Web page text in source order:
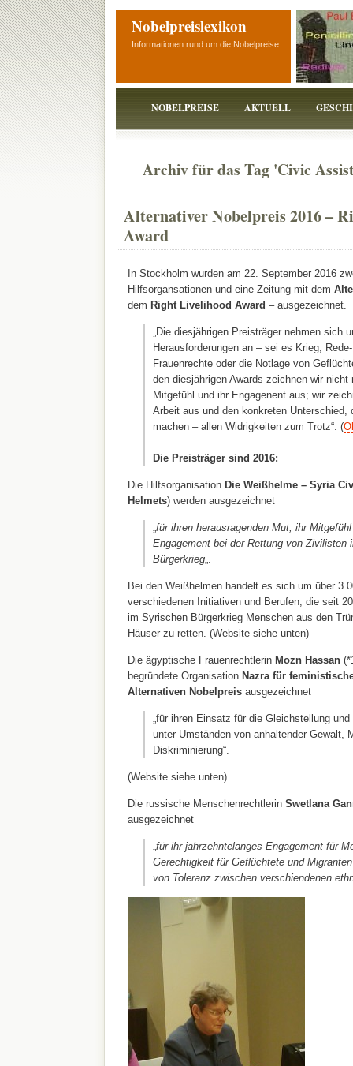
Nobelpreislexikon
Informationen rund um die Nobelpreise
NOBELPREISE AKTUELL
Archiv für das Tag 'Civic
Alternativer Nobelpreis 2016 –
Award
In Stockholm wurden am 22. September 2016
Hilfsorgansationen und eine Zeitung mit dem
dem Right Livelihood Award – ausgezeichnet.
„Die diesjährigen Preisträger nehmen sich
Herausforderungen an – sei es Krieg,
Frauenrechte oder die Notlage von
den diesjährigen Awards zeichnen wir nicht
Mitgefühl und ihr Engagenent aus; wir
Arbeit aus und den konkreten Unterschied,
machen – allen Widrigkeiten zum Trotz“. (
Die Preisträger sind 2016:
Die HilfsorganisationDie Weißhelme – Syria
Helmets) werden ausgezeichnet
für ihren herausragenden Mut, ihr
Engagement bei der Rettung von Zivilisten
Bürgerkrieg„.
Bei den Weißhelmen handelt es sich um über
verschiedenen Initiativen und Berufen, die seit
im Syrischen Bürgerkrieg Menschen aus den
Häuser zu retten. (Website siehe unten)
Die ägyptische FrauenrechtlerinMozn Hassan
begründete Organisation Nazra für
Alternativen Nobelpreisausgezeichnet
„für ihren Einsatz für die Gleichstellung
unter Umständen von anhaltender Gewalt,
Diskriminierung“.
(Website siehe unten)
Die russische MenschenrechtlerinSwetlana
ausgezeichnet
für ihr jahrzehntelanges Engagement für
Gerechtigkeit für Geflüchtete und
von Toleranz zwischen verschiendenen